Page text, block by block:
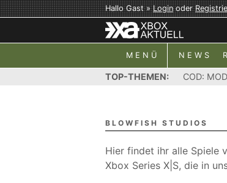
Hallo Gast »Loginoder
MENÜ NEWS
TOP-THEMEN: COD:
BLOWFISH STUDIOS
Hier findet ihr alle Spiele
Xbox Series X|S, die in